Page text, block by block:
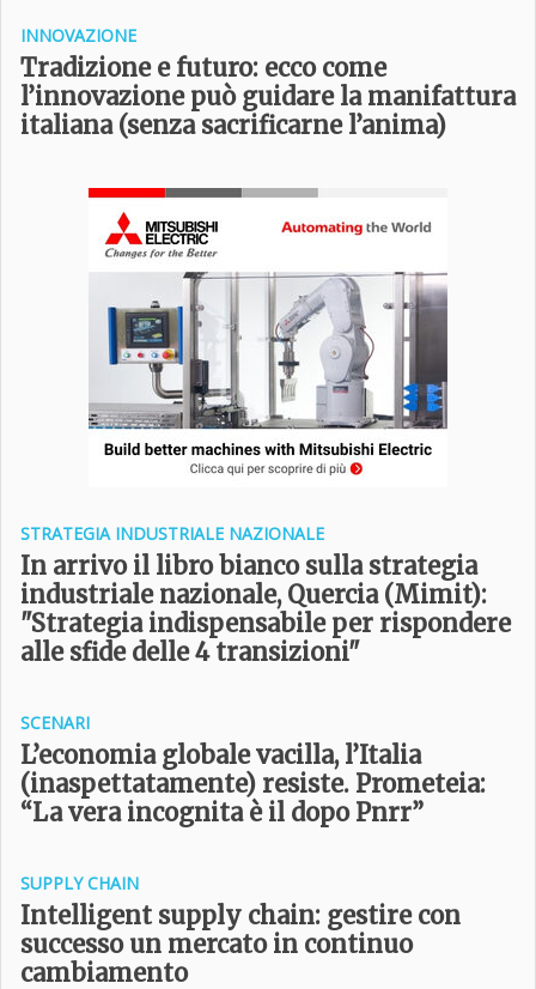
INNOVAZIONE
Tradizione e futuro: ecco come
l’innovazione può guidare la manifattura
italiana (senza sacrificarne l’anima)
STRATEGIA INDUSTRIALE NAZIONALE
In arrivo il libro bianco sulla strategia
industriale nazionale, Quercia (Mimit):
"Strategia indispensabile per rispondere
alle sfide delle 4 transizioni"
SCENARI
L’economia globale vacilla, l’Italia
(inaspettatamente) resiste. Prometeia:
“La vera incognita è il dopo Pnrr”
SUPPLY CHAIN
Intelligent supply chain: gestire con
successo un mercato in continuo
cambiamento